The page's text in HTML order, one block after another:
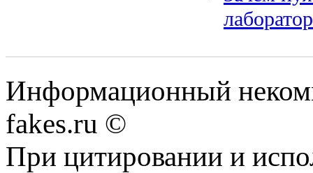
Информационный
fakes.ru ©
При цитировании и